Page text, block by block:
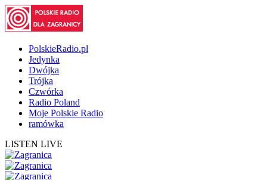
PolskieRadio.pl
Jedynka
Dwójka
Trójka
Czwórka
Radio Poland
Moje Polskie Radio
ramówka
LISTEN LIVE